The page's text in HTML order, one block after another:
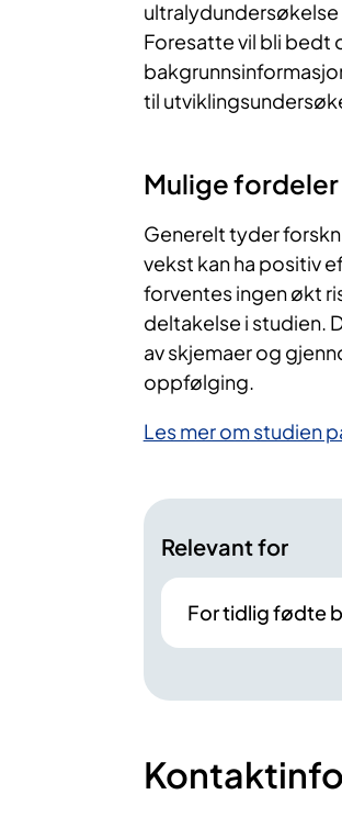
Foresatte vil bli bedt
til
Mulige
Generelt tyder
vekst kan ha positiv
forventes ingen økt
deltakelse i studien.
av skjemaer og
oppfølging.
Les mer om studien
Relevant for
For tidlig fødte